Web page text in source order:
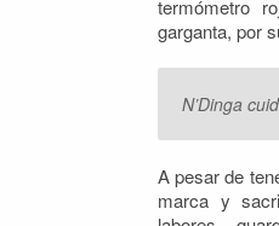
termómetro
garganta, por
N’Dinga
A pesar de
marca y